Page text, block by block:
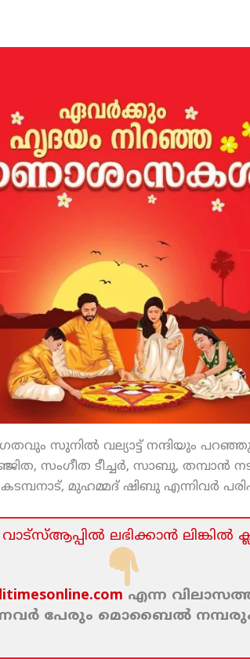
സുനില്‍ വല്യാട്ട് നന്ദിയും പറഞ്ഞു.
സംഗീത ടീച്ചര്‍, സാബു, തമ്പാന്‍
മുഹമ്മദ് ഷിബു എന്നിവര്‍
ലഭിക്കാന്‍ ലിങ്കില്‍
എന്ന
പേരും മൊബൈല്‍